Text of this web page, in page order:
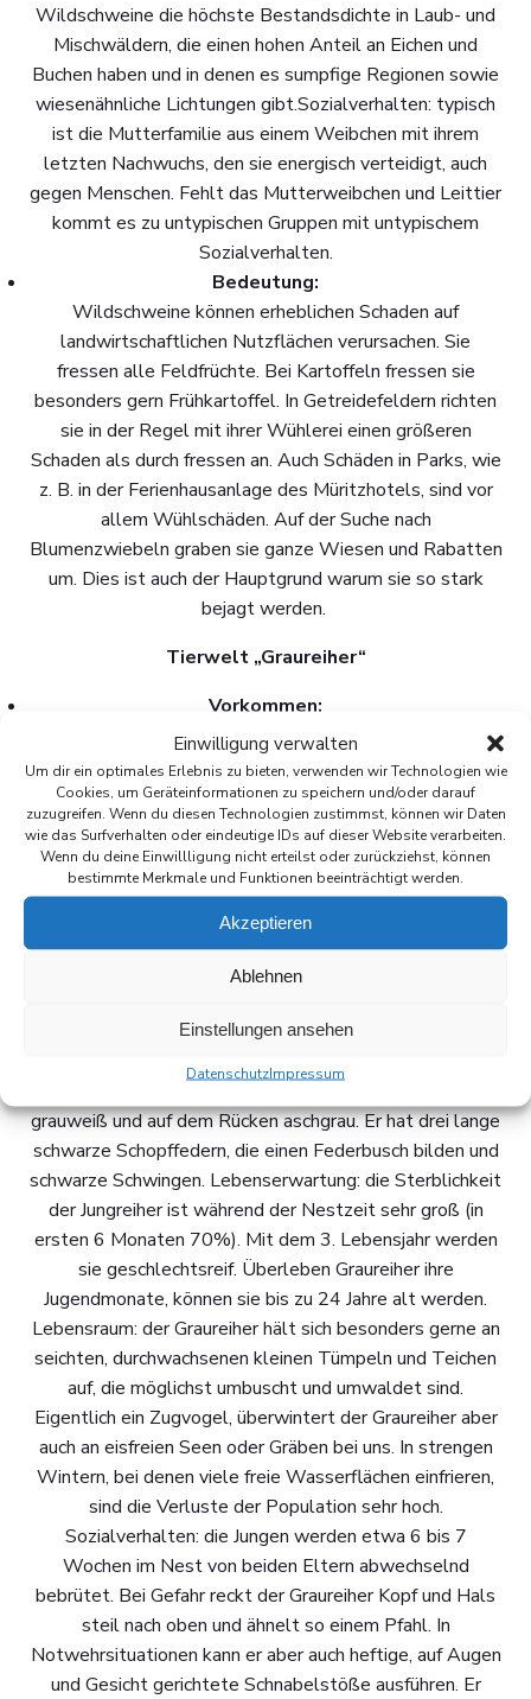
Einwilligung verwalten
Um dir ein optimales Erlebnis zu bieten, verwenden wir Technologien wie
Cookies, um Geräteinformationen zu speichern und/oder darauf
zuzugreifen. Wenn du diesen Technologien zustimmst, können wir Daten
wie das Surfverhalten oder eindeutige IDs auf dieser Website verarbeiten.
Wenn du deine Einwillligung nicht erteilst oder zurückziehst, können
bestimmte Merkmale und Funktionen beeinträchtigt werden.
Akzeptieren
Ablehnen
Einstellungen ansehen
DatenschutzImpressum
Wildschweine die höchste Bestandsdichte in Laub- und
Mischwäldern, die einen hohen Anteil an Eichen und
Buchen haben und in denen es sumpfige Regionen sowie
wiesenähnliche Lichtungen gibt.Sozialverhalten: typisch
ist die Mutterfamilie aus einem Weibchen mit ihrem
letzten Nachwuchs, den sie energisch verteidigt, auch
gegen Menschen. Fehlt das Mutterweibchen und Leittier
kommt es zu untypischen Gruppen mit untypischem
Sozialverhalten.
Bedeutung:
Wildschweine können erheblichen Schaden auf
landwirtschaftlichen Nutzflächen verursachen. Sie
fressen alle Feldfrüchte. Bei Kartoffeln fressen sie
besonders gern Frühkartoffel. In Getreidefeldern richten
sie in der Regel mit ihrer Wühlerei einen größeren
Schaden als durch fressen an. Auch Schäden in Parks, wie
z. B. in der Ferienhausanlage des Müritzhotels, sind vor
allem Wühlschäden. Auf der Suche nach
Blumenzwiebeln graben sie ganze Wiesen und Rabatten
um. Dies ist auch der Hauptgrund warum sie so stark
bejagt werden.
Tierwelt „Graureiher“
Vorkommen:
stilisiert im Klinker Wappen, in der Gemarkung Klink am
Müritzufer nahe dem Schloß und am Kölpinsee nahe dem
FKK
Beschreibung:
Graureiher in der Weidmannssprache: Ständer = Beine
und Füsse, Balg = Haut mit Federn, Balzzeit =
Begattungszeit, ausfallen der Jungen = schlüpfen
Beschreibung:
Aussehen und Artverhalten:
Storch. Er wird bei einem Gewicht von 1,5 bis 2 kg bis zu
90 cm groß. Seine Flügelspannweite beträgt bis zu 1,70
grauweiß und auf dem Rücken aschgrau. Er hat drei lange
schwarze Schopffedern, die einen Federbusch bilden und
schwarze Schwingen. Lebenserwartung: die Sterblichkeit
der Jungreiher ist während der Nestzeit sehr groß (in
ersten 6 Monaten 70%). Mit dem 3. Lebensjahr werden
sie geschlechtsreif. Überleben Graureiher ihre
Jugendmonate, können sie bis zu 24 Jahre alt werden.
Lebensraum: der Graureiher hält sich besonders gerne an
seichten, durchwachsenen kleinen Tümpeln und Teichen
auf, die möglichst umbuscht und umwaldet sind.
Eigentlich ein Zugvogel, überwintert der Graureiher aber
auch an eisfreien Seen oder Gräben bei uns. In strengen
Wintern, bei denen viele freie Wasserflächen einfrieren,
sind die Verluste der Population sehr hoch.
Sozialverhalten: die Jungen werden etwa 6 bis 7
Wochen im Nest von beiden Eltern abwechselnd
bebrütet. Bei Gefahr reckt der Graureiher Kopf und Hals
steil nach oben und ähnelt so einem Pfahl. In
Notwehrsituationen kann er aber auch heftige, auf Augen
und Gesicht gerichtete Schnabelstöße ausführen. Er